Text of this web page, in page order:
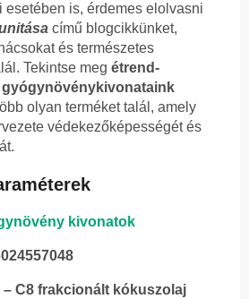
esetében is, érdemes elolvasni
című blogcikkünket,
és természetes
Tekintse meg étrend-
gyógynövénykivonataink
olyan terméket talál, amely
védekezőképességét és
kivonatok
– C8 frakcionált kókuszolaj